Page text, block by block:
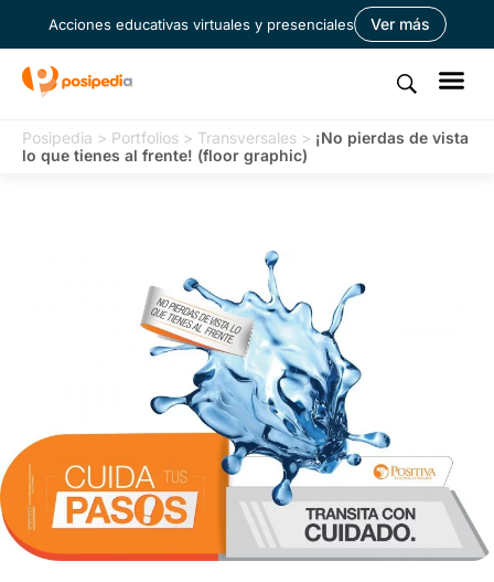
Acciones educativas virtuales y presenciales Ver más
Posipedia > Portfolios > Transversales > ¡No pierdas de vista
lo que tienes al frente! (floor graphic)